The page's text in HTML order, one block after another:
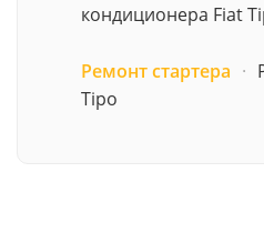
кондиционера Fiat
Ремонт стартера ·
Tipo